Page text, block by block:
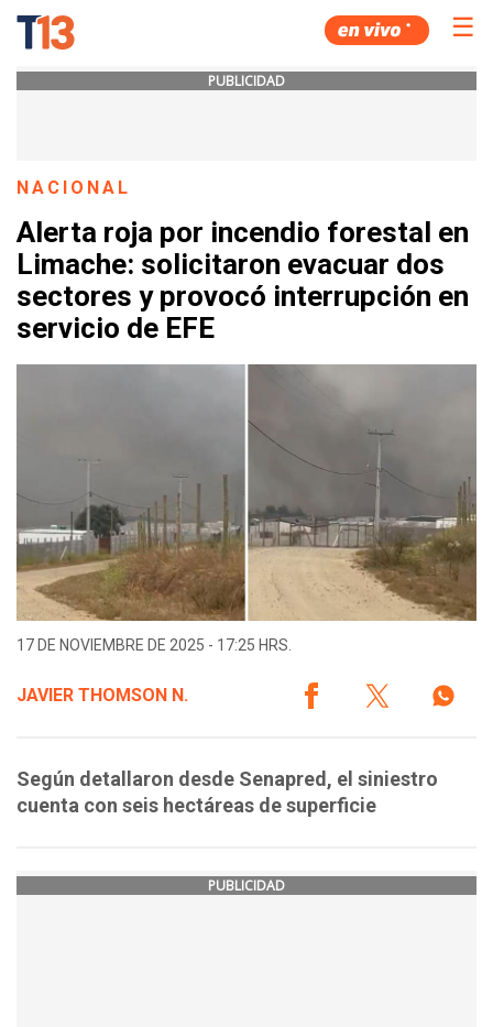
☰
PUBLICIDAD
NACIONAL
Alerta roja por incendio forestal en
Limache: solicitaron evacuar dos
sectores y provocó interrupción en
servicio de EFE
17 DE NOVIEMBRE DE 2025 - 17:25 HRS.
JAVIER THOMSON N.
Según detallaron desde Senapred, el siniestro
cuenta con seis hectáreas de superficie
PUBLICIDAD